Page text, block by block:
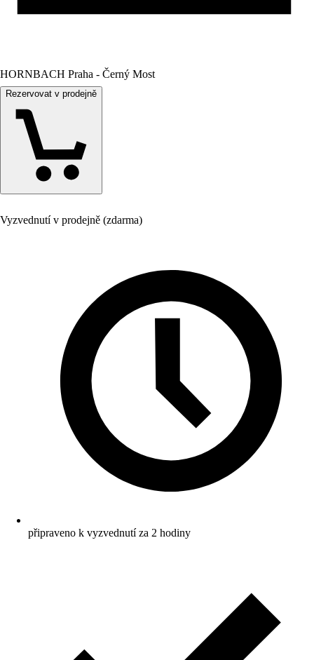
HORNBACH Praha - Černý Most
Rezervovat v prodejně
Vyzvednutí v prodejně (zdarma)
připraveno k vyzvednutí za 2 hodiny